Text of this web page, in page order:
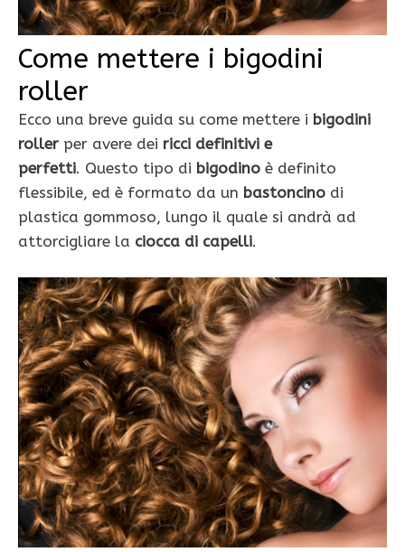
Come mettere i bigodini
roller
Ecco una breve guida su come mettere i bigodini
roller per avere dei ricci definitivi e
perfetti. Questo tipo di bigodino è definito
flessibile, ed è formato da un bastoncino di
plastica gommoso, lungo il quale si andrà ad
attorcigliare la ciocca di capelli.